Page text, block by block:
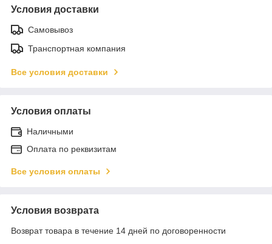
Условия доставки
Самовывоз
Транспортная компания
Все условия доставки
Условия оплаты
Наличными
Оплата по реквизитам
Все условия оплаты
Условия возврата
Возврат товара в течение 14 дней по договоренности